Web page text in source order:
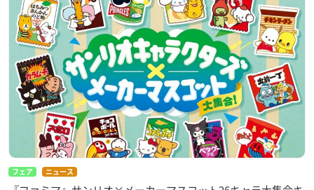
フェア ニュース